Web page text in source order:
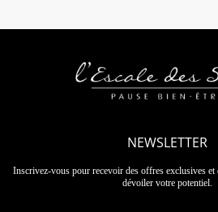
NEWSLETTER
Inscrivez-vous pour recevoir des offres exclusives et
dévoiler votre potentiel.